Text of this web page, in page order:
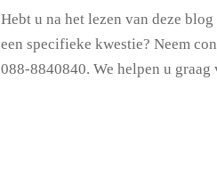
Hebt u na het lezen van deze
een specifieke kwestie? Neem
088-8840840. We helpen u graag